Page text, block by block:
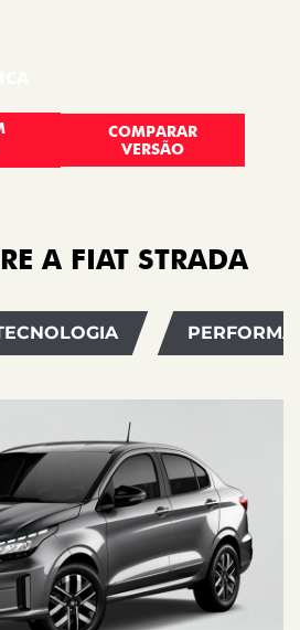
COMPARAR
VERSÃO
A FIAT STRADA